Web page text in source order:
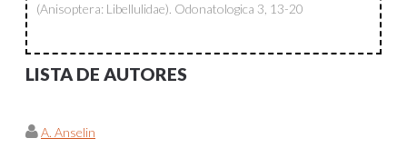
(Anisoptera: Libellulidae). Odonatologica 3, 13-20
LISTA DE AUTORES
A. Anselin